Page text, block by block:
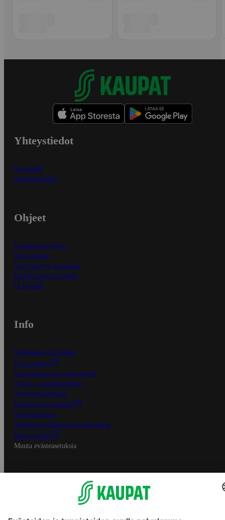
Yhteystiedot
Myymälät
Asiakaspalvelu
Ohjeet
Ensitilaajan ohjeet
Näin maksat
Näin tilaat ja muokkaat
Kaikki ohjeet ja vinkit
In English
Info
S-Business yrityksille
Oiva-raportit
Osuuskauppojen yhteystiedot
Tilaus- ja toimitusehdot
Tietosuojakäytäntö
Palvelun käyttöehdot
Saavutettavuus
Mobiilisovelluksen saavutettavuus
Mainostajalle
Muuta evästeasetuksia
S-ryhmän palvelut